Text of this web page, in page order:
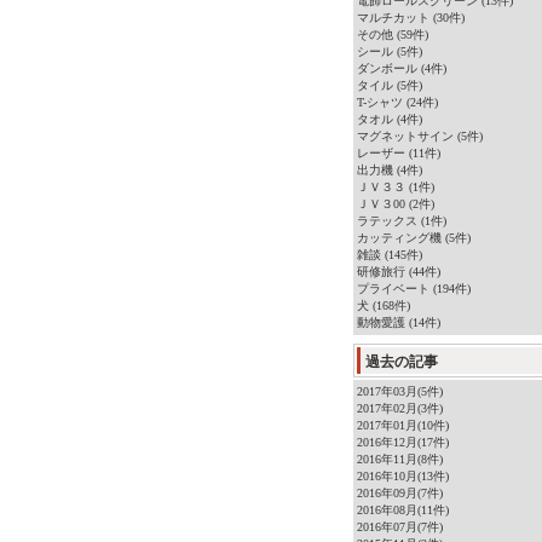
マルチカット (30件)
その他 (59件)
シール (5件)
ダンボール (4件)
タイル (5件)
T-シャツ (24件)
タオル (4件)
マグネットサイン (5件)
レーザー (11件)
出力機 (4件)
ＪＶ３３ (1件)
ＪＶ３00 (2件)
ラテックス (1件)
カッティング機 (5件)
雑談 (145件)
研修旅行 (44件)
プライベート (194件)
犬 (168件)
動物愛護 (14件)
過去の記事
2017年03月(5件)
2017年02月(3件)
2017年01月(10件)
2016年12月(17件)
2016年11月(8件)
2016年10月(13件)
2016年09月(7件)
2016年08月(11件)
2016年07月(7件)